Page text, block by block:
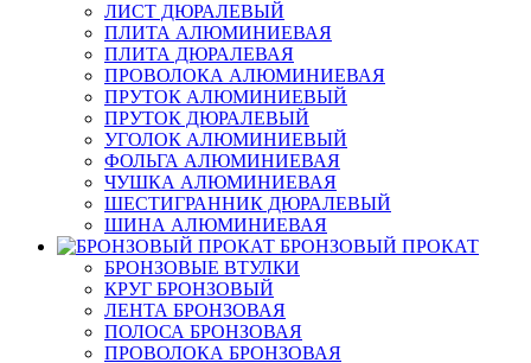
ЛИСТ ДЮРАЛЕВЫЙ
ПЛИТА АЛЮМИНИЕВАЯ
ПЛИТА ДЮРАЛЕВАЯ
ПРОВОЛОКА АЛЮМИНИЕВАЯ
ПРУТОК АЛЮМИНИЕВЫЙ
ПРУТОК ДЮРАЛЕВЫЙ
УГОЛОК АЛЮМИНИЕВЫЙ
ФОЛЬГА АЛЮМИНИЕВАЯ
ЧУШКА АЛЮМИНИЕВАЯ
ШЕСТИГРАННИК ДЮРАЛЕВЫЙ
ШИНА АЛЮМИНИЕВАЯ
БРОНЗОВЫЙ ПРОКАТ
БРОНЗОВЫЕ ВТУЛКИ
КРУГ БРОНЗОВЫЙ
ЛЕНТА БРОНЗОВАЯ
ПОЛОСА БРОНЗОВАЯ
ПРОВОЛОКА БРОНЗОВАЯ